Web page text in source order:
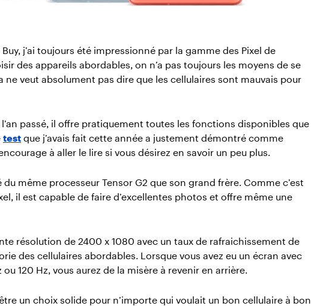
j’ai toujours été impressionné par la gamme des Pixel de
des appareils abordables, on n’a pas toujours les moyens de se
ne veut absolument pas dire que les cellulaires sont mauvais pour
l’an passé, il offre pratiquement toutes les fonctions disponibles que
test que j’avais fait cette année a justement démontré comme
à aller le lire si vous désirez en savoir un peu plus.
même processeur Tensor G2 que son grand frère. Comme c’est
il est capable de faire d’excellentes photos et offre même une
résolution de 2400 x 1080 avec un taux de rafraichissement de
des cellulaires abordables. Lorsque vous avez eu un écran avec
120 Hz, vous aurez de la misère à revenir en arrière.
un choix solide pour n’importe qui voulait un bon cellulaire à bon